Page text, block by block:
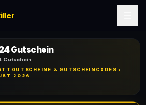
Gutschein
Gutschein
& GUTSCHEINCODES •
2026